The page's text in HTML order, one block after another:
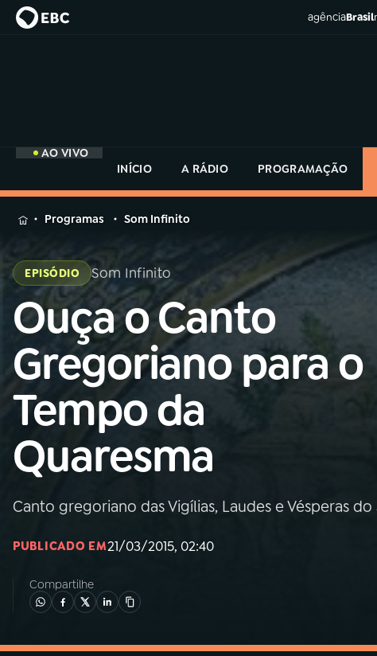
agênciaBrasil
AO VIVO
INÍCIO
A RÁDIO PROGRAMAÇÃO
MENU
Buscar
na
Rádio
MEC
Buscar
Início AO VIVO
01INÍCIO
02 A RÁDIO
03PROGRAMAÇÃO
05PODCASTS
na
Rádio
MEC
Programas Som Infinito
EPISÓDIO Som Infinito
Ouça o Canto
Gregoriano para o
Tempo da
Quaresma
Canto gregoriano das Vigílias, Laudes e Vésperas
PUBLICADO EM21/03/2015, 02:40
Compartilhe